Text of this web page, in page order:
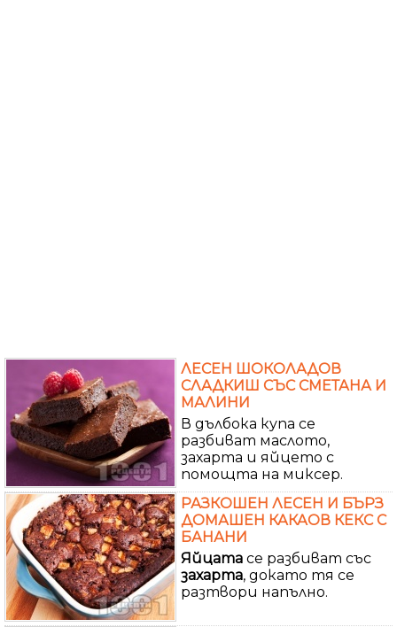
ЛЕСЕН ШОКОЛАДОВ
СЛАДКИШ СЪС СМЕТАНА И
МАЛИНИ
В дълбока купа се
разбиват маслото,
захарта и яйцето с
помощта на миксер.
РАЗКОШЕН ЛЕСЕН И БЪРЗ
ДОМАШЕН КАКАОВ КЕКС С
БАНАНИ
Яйцата се разбиват със
захарта, докато тя се
разтвори напълно.